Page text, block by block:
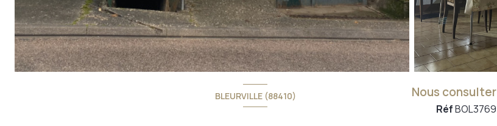
BLEURVILLE (88410) Nous consulter
RéfBOL3769